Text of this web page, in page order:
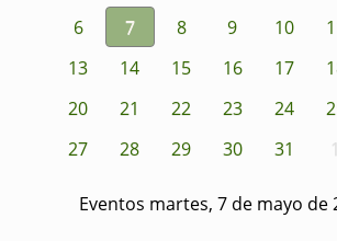
6
7 8 9 10
13
14 15 16 17
20
21 22 23 24
27
28 29 30 31 1
Eventos martes, 7 de mayo de